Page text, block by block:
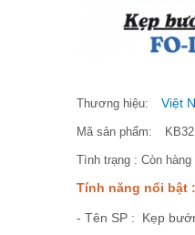
Thương hiệu: Việt
Mã sản phẩm:
Tình trạng : Còn hàng
Tính năng nổi bật :
- Tên SP : Kẹp